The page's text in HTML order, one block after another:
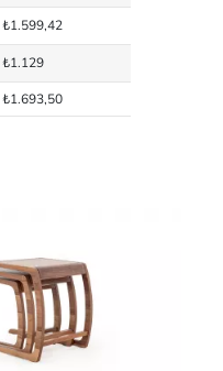
₺1.599,42
₺1.129
₺1.693,50